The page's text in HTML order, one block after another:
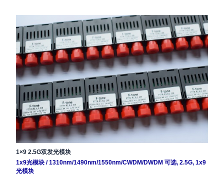
1×9 2.5G双发光模块
1x9光模块/1310nm/1490nm/1550nm/CWDM/DWDM 可选, 2.5G, 1x9
光模块